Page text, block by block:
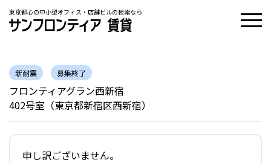
東京都心の中小型オフィス・店舗ビルの検索なら
新耐震 募集終了
フロンティアグラン西新宿
402号室（東京都新宿区西新宿）
申し訳ございません。